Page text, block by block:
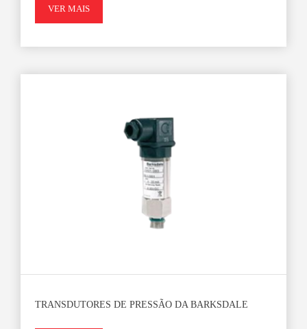
VER MAIS
TRANSDUTORES DE PRESSÃO DA BARKSDALE